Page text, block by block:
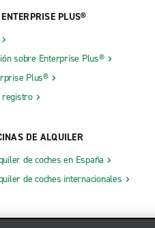
PLUS®
sobre Enterprise Plus®
Plus®
registro
DE ALQUILER
de coches en España
de coches internacionales